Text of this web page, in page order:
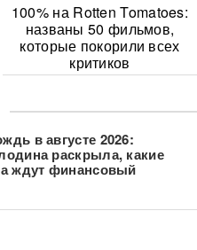
100% на Rotten Tomatoes:
названы 50 фильмов,
которые покорили всех
критиков
в августе 2026:
раскрыла, какие
ждут финансовый